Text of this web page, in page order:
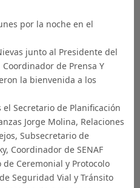
por la noche en el
junto al Presidente del
de Prensa Y
la bienvenida a los
Secretario de Planificación
Jorge Molina, Relaciones
Subsecretario de
Coordinador de SENAF
de Ceremonial y Protocolo
Seguridad Vial y Tránsito